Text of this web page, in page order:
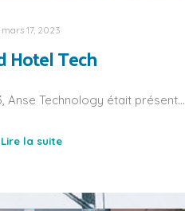
mars 17, 2023
Hotel Tech
Anse Technology était présent…
Lire la suite